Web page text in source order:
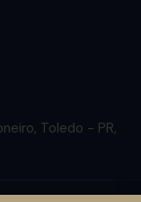
Toledo - PR,